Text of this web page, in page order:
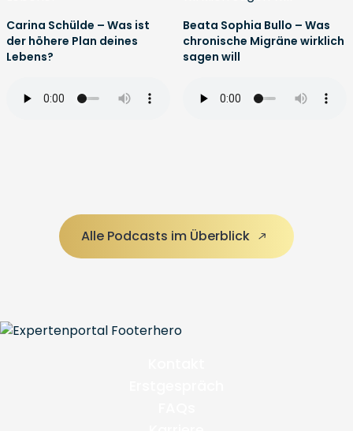
Carina Schülde – Was ist
der höhere Plan deines
Lebens?
Beata Sophia Bullo – Was
chronische Migräne wirklich
sagen will
Alle Podcasts im Überblick